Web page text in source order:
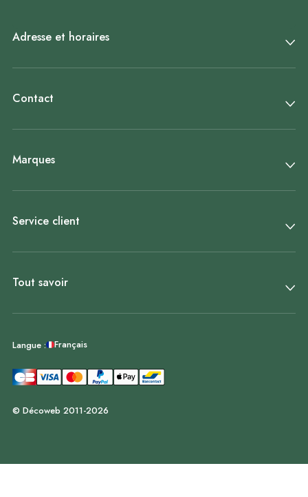
Adresse et horaires
Contact
Marques
Service client
Tout savoir
Langue : Français
© Décoweb 2011-2026